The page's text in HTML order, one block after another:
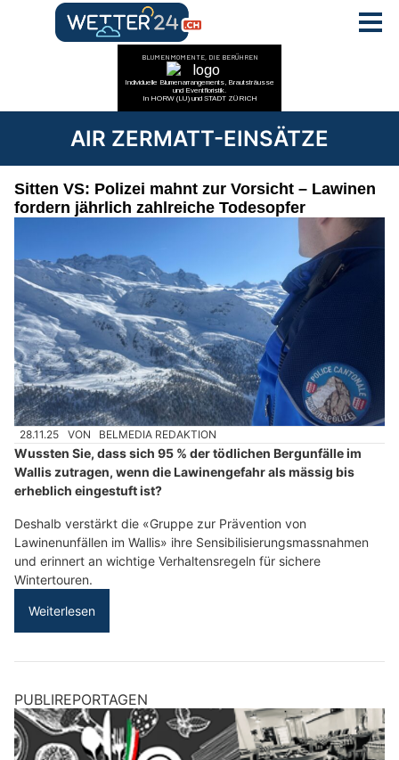
AIR ZERMATT-EINSÄTZE
Sitten VS: Polizei mahnt zur Vorsicht – Lawinen
fordern jährlich zahlreiche Todesopfer
28.11.25 VON BELMEDIA REDAKTION
Wussten Sie, dass sich 95 % der tödlichen Bergunfälle im
Wallis zutragen, wenn die Lawinengefahr als mässig bis
erheblich eingestuft ist?
Deshalb verstärkt die «Gruppe zur Prävention von
Lawinenunfällen im Wallis» ihre Sensibilisierungsmassnahmen
und erinnert an wichtige Verhaltensregeln für sichere
Wintertouren.
Weiterlesen
PUBLIREPORTAGEN